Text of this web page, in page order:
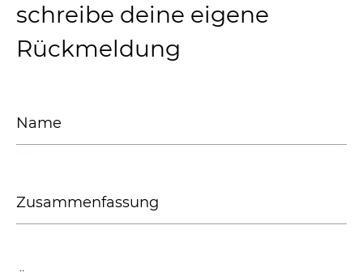
schreibe deine eigene
Rückmeldung